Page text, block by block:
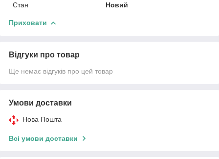
Стан
Новий
Приховати
Відгуки про товар
Ще немає відгуків про цей товар
Умови доставки
Нова Пошта
Всі умови доставки